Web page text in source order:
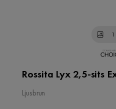
Rossita Lyx 2,5-sits
Ljusbrun